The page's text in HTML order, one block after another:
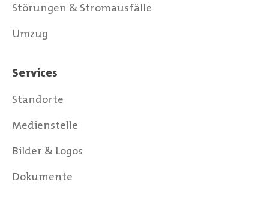
Störungen & Stromausfälle
Umzug
Services
Standorte
Medienstelle
Bilder & Logos
Dokumente